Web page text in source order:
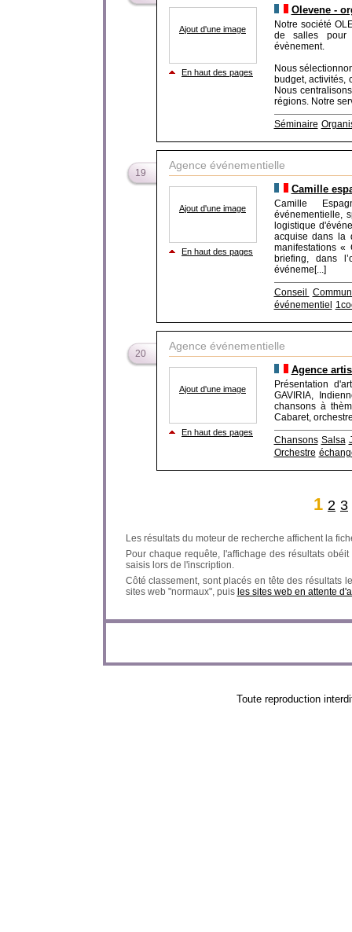
Ajout d'une image
En haut des pages
Olevene -
Notre société
de salles pour
évènement.
Nous
budget, activités,
Nous
régions. Notre
Séminaire
19
Agence événementielle
Ajout d'une image
En haut des pages
Camille
Camille
événementielle,
logistique
acquise dans la
manifestations
briefing, dans
événeme[...]
Conseil
événementiel
20
Agence événementielle
Ajout d'une image
En haut des pages
Agence
Présentation
GAVIRIA,
chansons à
Cabaret,
Chansons Salsa
Orchestre
1 2 3
Les résultats du moteur de recherche affichent la
Pour chaque requête, l'affichage des résultats
saisis lors de l'inscription.
Côté classement, sont placés en tête des résultats
sites web "normaux", puis les sites web en attente
Toute reproduction